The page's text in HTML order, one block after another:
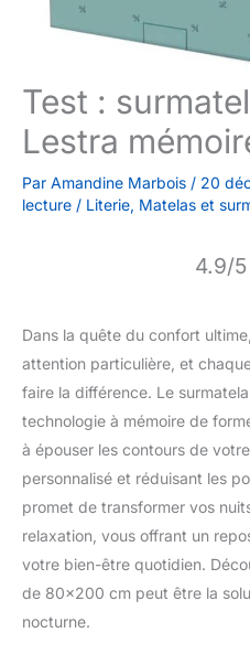
Test :
Lestra
Par Amandine Marbois / 20
lecture / Literie, Matelas et
4.9/
Dans la quête du confort
attention particulière, et
faire la différence. Le
technologie à mémoire de
à épouser les contours de
personnalisé et réduisant les
promet de transformer vos
relaxation, vous offrant un
votre bien-être quotidien.
de 80×200 cm peut être la
nocturne.